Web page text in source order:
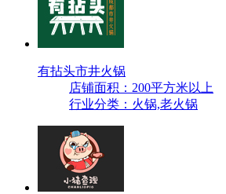
有拈头市井火锅
店铺面积：200平方米以上
行业分类：火锅,老火锅